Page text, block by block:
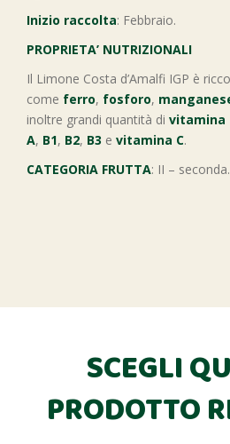
Inizio raccolta: Febbraio.
PROPRIETA’ NUTRIZIONALI
Il Limone Costa d’Amalfi IGP è
come ferro, fosforo,
inoltre grandi quantità di vitamina
A, B1, B2, B3 e vitamina C.
CATEGORIA FRUTTA: II – seconda.
SCEGLI
PRODOTTO